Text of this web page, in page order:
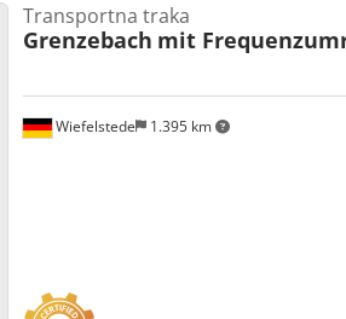
Wiefelstede 1.395 km
Transportna traka
Grenzebach mit